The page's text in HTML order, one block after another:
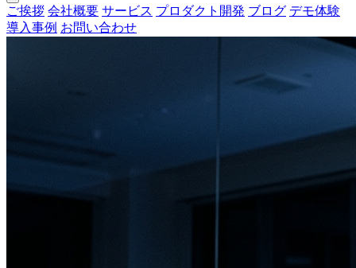
ご挨拶 会社概要 サービス プロダクト開発 ブログ デモ体験
導入事例 お問い合わせ